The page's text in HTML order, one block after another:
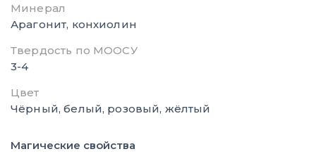
Минерал
Арагонит, конхиолин
Твердость по МООСУ
3-4
Цвет
Чёрный, белый, розовый, жёлтый
Магические свойства